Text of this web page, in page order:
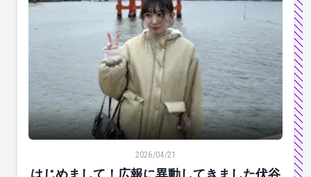
2026/04/21
はじめまして！広報に異動してきました伏谷